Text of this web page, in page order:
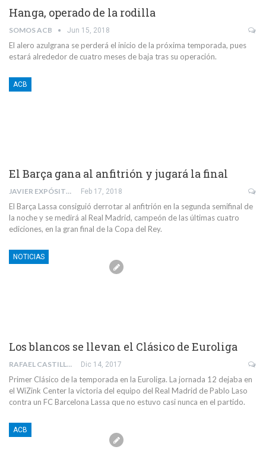
Hanga, operado de la rodilla
SOMOS ACB Jun 15, 2018
El alero azulgrana se perderá el inicio de la próxima temporada, pues
estará alrededor de cuatro meses de baja tras su operación.
ACB
El Barça gana al anfitrión y jugará la final
JAVIER EXPÓSITO RODRÍGUEZ Feb 17, 2018
El Barça Lassa consiguió derrotar al anfitrión en la segunda semifinal de
la noche y se medirá al Real Madrid, campeón de las últimas cuatro
ediciones, en la gran final de la Copa del Rey.
NOTICIAS
Los blancos se llevan el Clásico de Euroliga
RAFAEL CASTILLEJO CLADERA Dic 14, 2017
Primer Clásico de la temporada en la Euroliga. La jornada 12 dejaba en
el WiZink Center la victoria del equipo del Real Madrid de Pablo Laso
contra un FC Barcelona Lassa que no estuvo casi nunca en el partido.
ACB